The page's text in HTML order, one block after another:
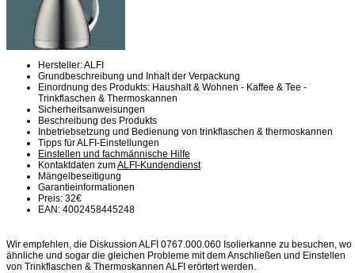
Hersteller: ALFI
Grundbeschreibung und Inhalt der Verpackung
Einordnung des Produkts: Haushalt & Wohnen - Kaffee & Tee -
Trinkflaschen & Thermoskannen
Sicherheitsanweisungen
Beschreibung des Produkts
Inbetriebsetzung und Bedienung von trinkflaschen & thermoskannen
Tipps für ALFI-Einstellungen
Einstellen und fachmännische Hilfe
Kontaktdaten zumALFI-Kundendienst
Mängelbeseitigung
Garantieinformationen
Preis: 32€
EAN: 4002458445248
Wir empfehlen, die Diskussion ALFI 0767.000.060 Isolierkanne zu besuchen, wo
ähnliche und sogar die gleichen Probleme mit dem Anschließen und Einstellen
von Trinkflaschen & Thermoskannen ALFI erörtert werden.